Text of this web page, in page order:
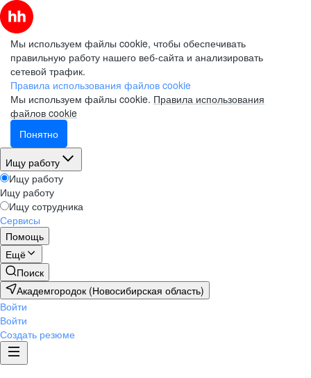
Мы используем файлы cookie, чтобы обеспечивать
правильную работу нашего веб-сайта и анализировать
сетевой трафик.
Правила использования файлов cookie
Мы используем файлы cookie. Правила использования
файлов cookie
Понятно
Ищу работу
Ищу работу
Ищу работу
Ищу сотрудника
Сервисы
Помощь
Ещё
Поиск
Академгородок (Новосибирская область)
Войти
Войти
Создать резюме